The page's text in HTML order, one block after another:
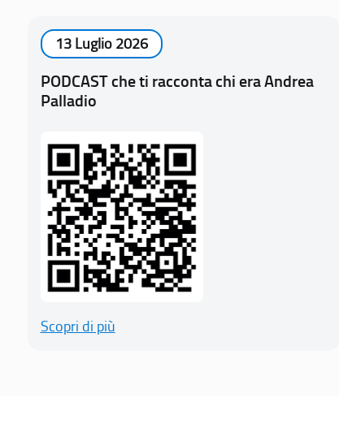
13 Luglio 2026
PODCAST che ti racconta chi era Andrea
Palladio
Scopri di più